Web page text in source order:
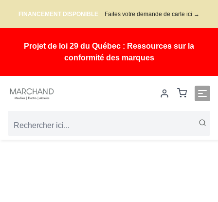
FINANCEMENT DISPONIBLE Faites votre demande de carte ici →
Projet de loi 29 du Québec : Ressources sur la
conformité des marques